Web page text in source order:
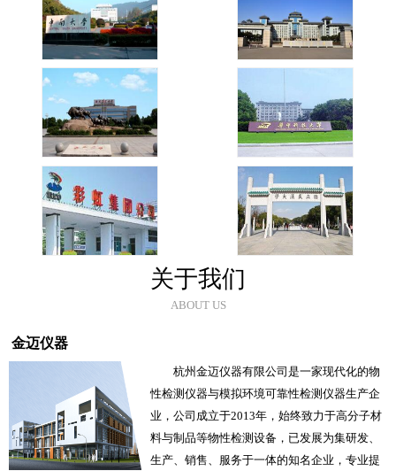
关于我们
ABOUT US
金迈仪器
杭州金迈仪器有限公司是一家现代化的物
性检测仪器与模拟环境可靠性检测仪器生产企
业，公司成立于2013年，始终致力于高分子材
料与制品等物性检测设备，已发展为集研发、
生产、销售、服务于一体的知名企业，专业提